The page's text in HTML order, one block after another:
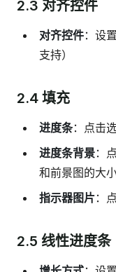
2.3 对齐控件
对齐控件：设
支持）
2.4 填充
进度条：点击
进度条背景：
和前景图的大
指示器图片：
2.5 线性进度条